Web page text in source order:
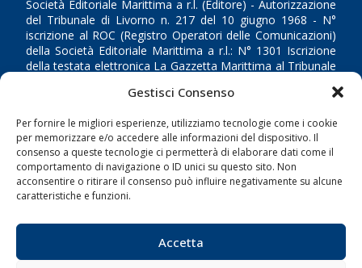
Gestisci Consenso
Per fornire le migliori esperienze, utilizziamo tecnologie come i cookie
per memorizzare e/o accedere alle informazioni del dispositivo. Il
consenso a queste tecnologie ci permetterà di elaborare dati come il
comportamento di navigazione o ID unici su questo sito. Non
acconsentire o ritirare il consenso può influire negativamente su alcune
caratteristiche e funzioni.
Accetta
Società Editoriale Marittima a r.l. (Editore) - Autorizzazione
del Tribunale di Livorno n. 217 del 10 giugno 1968 - N°
iscrizione al ROC (Registro Operatori delle Comunicazioni)
della Società Editoriale Marittima a r.l.: N° 1301 Iscrizione
della testata elettronica La Gazzetta Marittima al Tribunale
LINK
Shipping
Porti/Interporti
Varie